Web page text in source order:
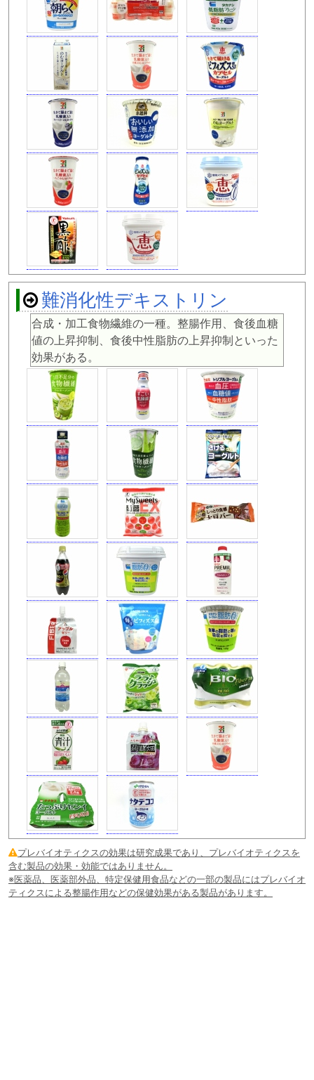
難消化性デキストリン
合成・加工食物繊維の一種。整腸作用、食後血糖
値の上昇抑制、食後中性脂肪の上昇抑制といった
効果がある。
プレバイオティクスの効果は研究成果であり、プレバイオティクスを
含む製品の効果・効能ではありません。
※医薬品、医薬部外品、特定保健用食品などの一部の製品にはプレバイオ
ティクスによる整腸作用などの保健効果がある製品があります。